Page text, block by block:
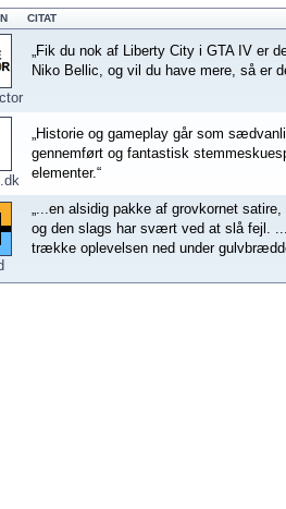
CITAT
„Fik du nok af Liberty City i GTA IV er
Niko Bellic, og vil du have mere, så er
„Historie og gameplay går som
gennemført og fantastisk
elementer.“
„...en alsidig pakke af grovkornet
og den slags har svært ved at slå fejl.
trække oplevelsen ned under